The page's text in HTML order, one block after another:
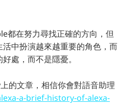
都在努力尋找正確的方向，但
中扮演越來越重要的角色，而
處，而不是隱憂。
的文章，相信你會對語音助理
a-brief-history-of-alexa-